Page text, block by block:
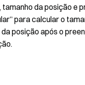
da posição e
para calcular o
posição após o